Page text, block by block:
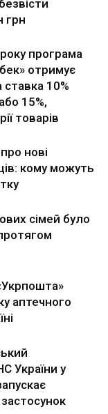
грн
програма
отримує
ставка 10%
15%,
товарів
нові
кому можуть
сімей було
аптечного
України у